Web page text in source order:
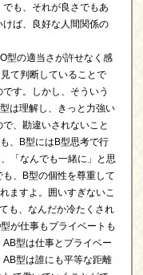
も、それが良さでもあ
ば、良好な人間関係の
型の適当さが許せなく感
て判断していることで
す。しかし、そういう
は理解し、きっと力強い
、勘違いされないこと
、B型にはB型思考で行
「なんでも一緒に」と思
、B型の個性を尊重して
ますよ。囲いすぎないこ
も、なんだか冷たくされ
が仕事もプライベートも
型は仕事とプライベー
AB型は誰にも平等な距離